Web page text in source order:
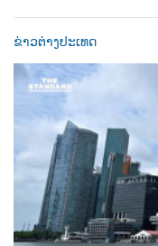
ຂ່າວຕ່າງປະເທດ